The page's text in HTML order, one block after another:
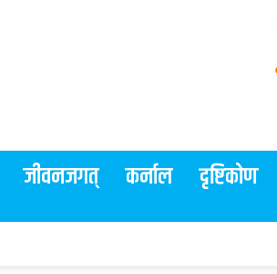
जीवनजगत् कर्नाल दृष्टिकोण